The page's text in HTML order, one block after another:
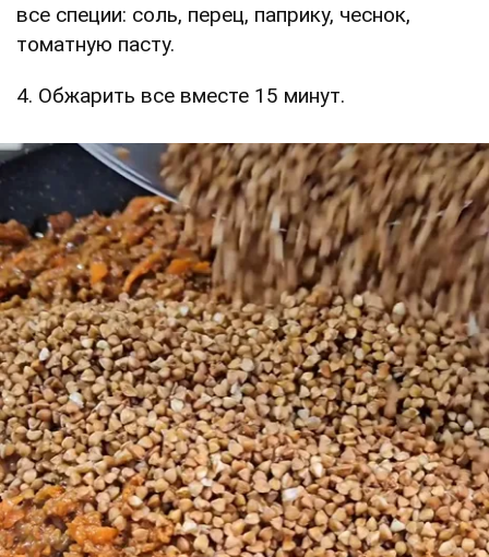
все специи: соль, перец, паприку, чеснок,
томатную пасту.
4. Обжарить все вместе 15 минут.